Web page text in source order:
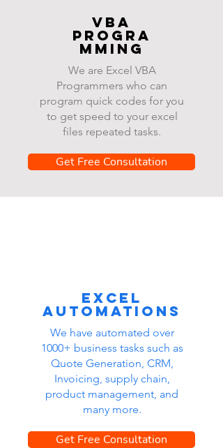
VBA
progra
mming
We are Excel VBA
Programmers who can
program quick codes for you
to get speed to your excel
files repeated tasks.
Get Free Consultation
Excel
automations
We have automated over
1000+ business tasks such as
Quote Generation, CRM,
Invoicing, supply chain,
product management, and
many more.
Get Free Consultation